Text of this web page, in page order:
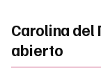
Carolina del
abierto